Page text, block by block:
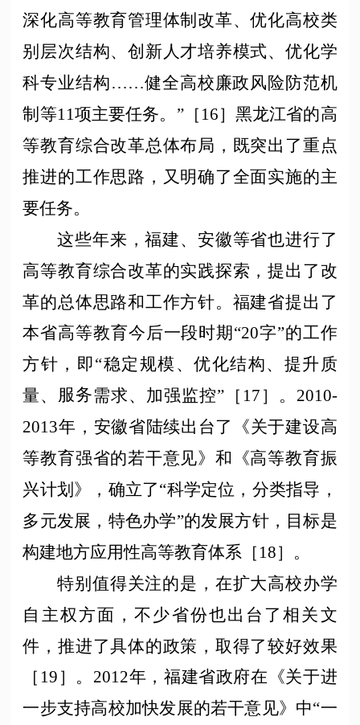
深化高等教育管理体制改革、优化高校类
别层次结构、创新人才培养模式、优化学
科专业结构……健全高校廉政风险防范机
制等11项主要任务。”［16］黑龙江省的高
等教育综合改革总体布局，既突出了重点
推进的工作思路，又明确了全面实施的主
要任务。
这些年来，福建、安徽等省也进行了
高等教育综合改革的实践探索，提出了改
革的总体思路和工作方针。福建省提出了
本省高等教育今后一段时期“20字”的工作
方针，即“稳定规模、优化结构、提升质
量、 服务需求、加强监控”［17］。2010-
2013年，安徽省陆续出台了《关于建设高
等教育强省的若干意见》和《高等教育振
兴计划》，确立了“科学定位，分类指导，
多元发展，特色办学”的发展方针，目标是
构建地方应用性高等教育体系［18］。
特别值得关注的是，在扩大高校办学
自主权方面，不少省份也出台了相关文
件，推进了具体的政策，取得了较好效果
［ 19］。2012年，福建省政府在《关于进
一步支持高校加快发展的若干意见》中“一